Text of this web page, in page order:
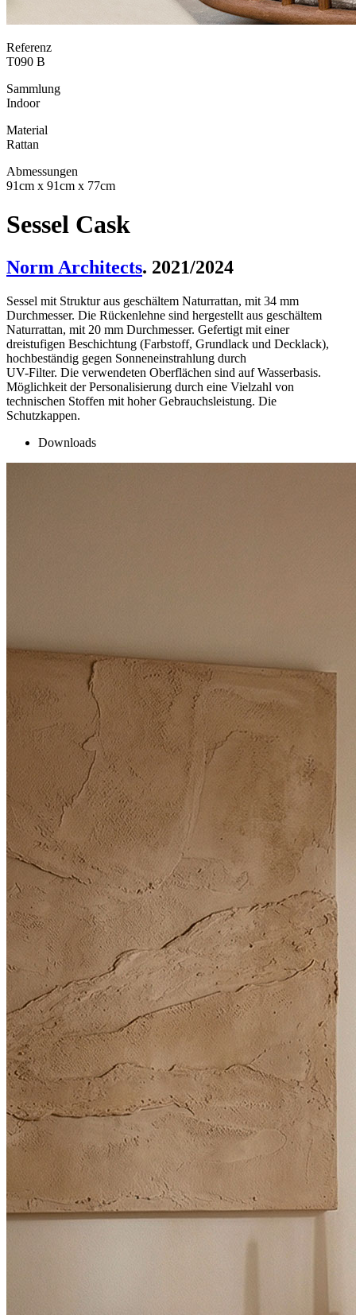
Referenz
T090 B
Sammlung
Indoor
Material
Rattan
Abmessungen
91cm x 91cm x 77cm
Sessel Cask
Norm Architects. 2021/2024
Sessel mit Struktur aus geschältem Naturrattan, mit 34 mm
Durchmesser. Die Rückenlehne sind hergestellt aus geschältem
Naturrattan, mit 20 mm Durchmesser. Gefertigt mit einer
dreistufigen Beschichtung (Farbstoff, Grundlack und Decklack),
hochbeständig gegen Sonneneinstrahlung durch
UV-Filter. Die verwendeten Oberflächen sind auf Wasserbasis.
Möglichkeit der Personalisierung durch eine Vielzahl von
technischen Stoffen mit hoher Gebrauchsleistung. Die
Schutzkappen.
Downloads